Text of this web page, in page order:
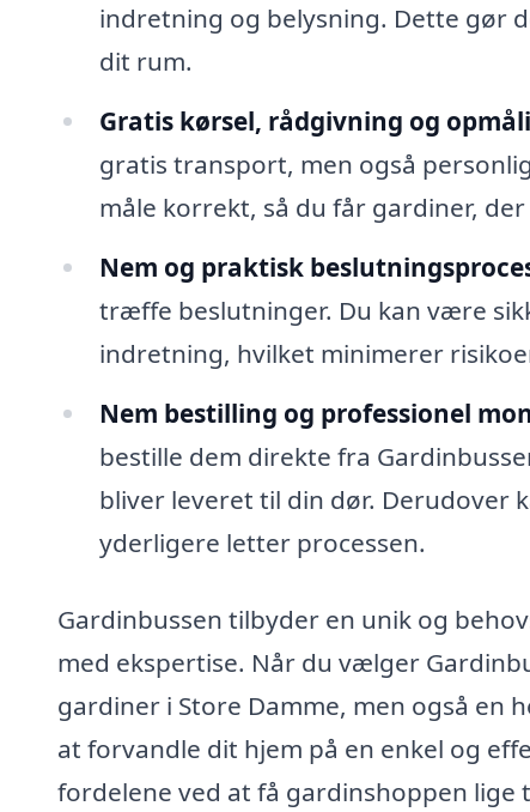
indretning og belysning. Dette gør
dit rum.
Gratis kørsel, rådgivning og
gratis transport, men også
måle korrekt, så du får gardiner,
Nem og praktisk
træffe beslutninger. Du kan være
indretning, hvilket minimerer
Nem bestilling og professionel
bestille dem direkte fra
bliver leveret til din dør. Derudover
yderligere letter processen.
Gardinbussen tilbyder en unik og
med ekspertise. Når du vælger
gardiner i Store Damme, men også
at forvandle dit hjem på en enkel og
fordelene ved at få gardinshoppen lige